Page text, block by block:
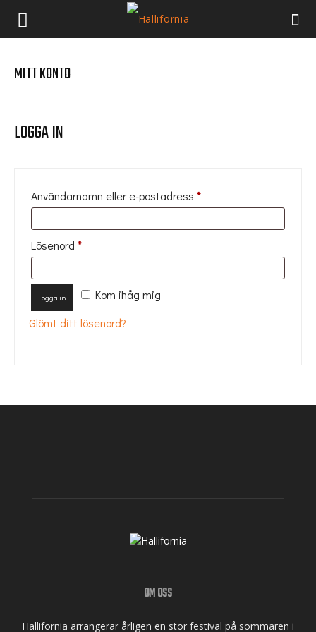
MITT KONTO
LOGGA IN
Användarnamn eller e-postadress *Obligatoriskt
Lösenord *Obligatoriskt
Kom ihåg mig
Logga in
Glömt ditt lösenord?
OM OSS
Hallifornia arrangerar årligen en stor festival på sommaren i